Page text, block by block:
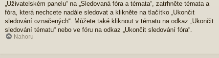
„Uživatelském panelu“ na „Sledovaná fóra a témata“, zatrhněte témata a
fóra, která nechcete nadále sledovat a klikněte na tlačítko „Ukončit
sledování označených“. Můžete také kliknout v tématu na odkaz „Ukončit
sledování tématu“ nebo ve fóru na odkaz „Ukončit sledování fóra“.
Nahoru